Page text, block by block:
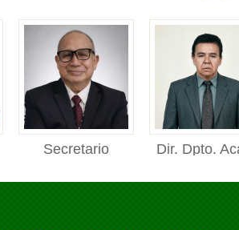
Secretario
Dir. Dpto.